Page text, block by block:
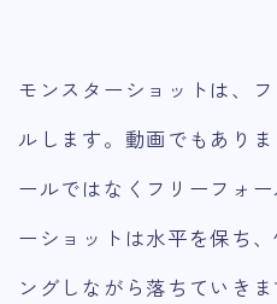
モンスターショットは、
ルします。動画でもあり
ールではなくフリーフォ
ーショットは水平を保ち
ングしながら落ちていき